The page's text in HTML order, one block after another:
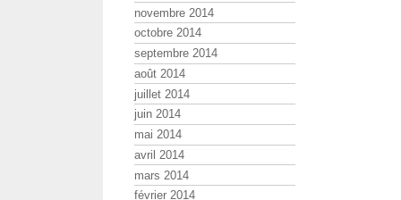
novembre 2014
octobre 2014
septembre 2014
août 2014
juillet 2014
juin 2014
mai 2014
avril 2014
mars 2014
février 2014